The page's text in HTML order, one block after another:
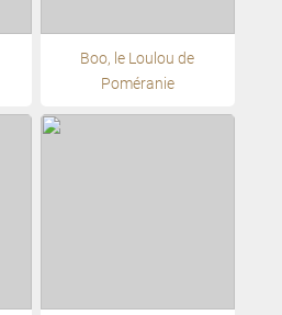
Boo, le Loulou de
Poméranie